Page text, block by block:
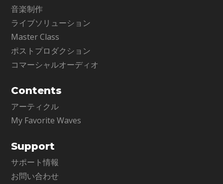
音楽制作
ライブソリューション
Master Class
ポストプロダクション
コマーシャルオーディオ
Contents
アーティクル
My Favorite Waves
Support
サポート情報
お問い合わせ